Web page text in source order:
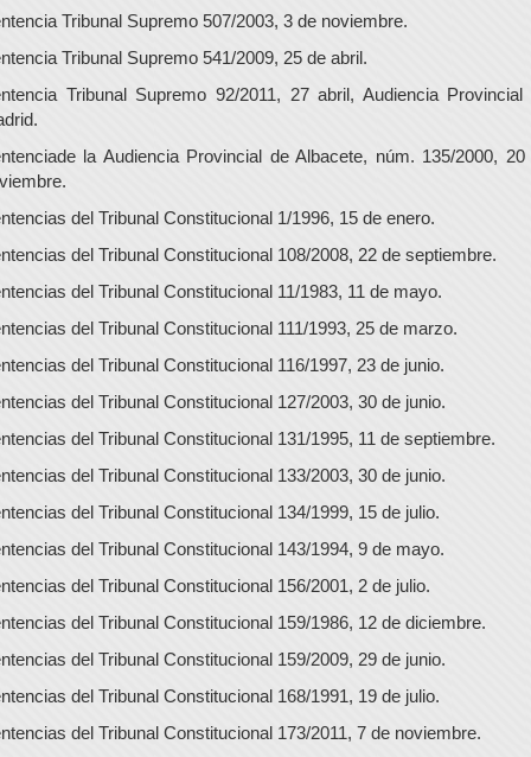
Tribunal Supremo 507/2003, 3 de noviembre.
Tribunal Supremo 541/2009, 25 de abril.
Tribunal Supremo 92/2011, 27 abril, Audiencia Provincial
la Audiencia Provincial de Albacete, núm. 135/2000, 20
del Tribunal Constitucional 1/1996, 15 de enero.
del Tribunal Constitucional 108/2008, 22 de septiembre.
del Tribunal Constitucional 11/1983, 11 de mayo.
del Tribunal Constitucional 111/1993, 25 de marzo.
del Tribunal Constitucional 116/1997, 23 de junio.
del Tribunal Constitucional 127/2003, 30 de junio.
del Tribunal Constitucional 131/1995, 11 de septiembre.
del Tribunal Constitucional 133/2003, 30 de junio.
del Tribunal Constitucional 134/1999, 15 de julio.
del Tribunal Constitucional 143/1994, 9 de mayo.
del Tribunal Constitucional 156/2001, 2 de julio.
del Tribunal Constitucional 159/1986, 12 de diciembre.
del Tribunal Constitucional 159/2009, 29 de junio.
del Tribunal Constitucional 168/1991, 19 de julio.
del Tribunal Constitucional 173/2011, 7 de noviembre.